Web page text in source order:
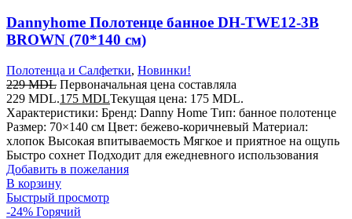
Dannyhome Полотенце банное DH-TWE12-3B
BROWN (70*140 см)
Полотенца и Салфетки, Новинки!
229MDL Первоначальная цена составляла
229 MDL.175 MDLТекущая цена: 175 MDL.
Характеристики: Бренд: Danny Home Тип: банное полотенце
Размер: 70×140 см Цвет: бежево-коричневый Материал:
хлопок Высокая впитываемость Мягкое и приятное на ощупь
Быстро сохнет Подходит для ежедневного использования
Добавить в пожелания
В корзину
Быстрый просмотр
-24% Горячий